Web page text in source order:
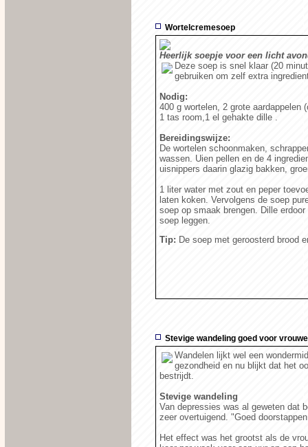
Wortelcremesoep
Heerlijk soepje voor een licht
Deze soep is snel klaar (20
gebruiken om zelf extra
Nodig:
400 g wortelen, 2 grote aardappelen
1 tas room,1 el gehakte dille .
Bereidingswijze:
De wortelen schoonmaken,
wassen. Uien pellen en de 4
uisnippers daarin glazig bakken,
1 liter water met zout en peper
laten koken. Vervolgens de soep
soep op smaak brengen. Dille
soep leggen.
Tip: De soep met geroosterd brood
Stevige wandeling goed voor
Wandelen lijkt wel een
gezondheid en nu blijkt dat het
bestrijdt.
Stevige wandeling
Van depressies was al geweten dat
zeer overtuigend. "Goed
Het effect was het grootst als de